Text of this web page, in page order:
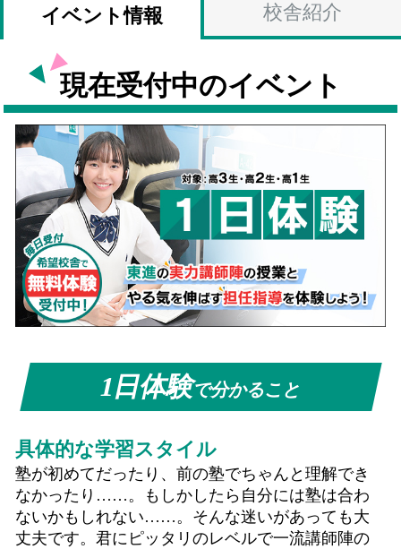
イベント情報 校舎紹介
現在受付中のイベント
1日体験で分かること
具体的な学習スタイル
塾が初めてだったり、前の塾でちゃんと理解でき
なかったり……。もしかしたら自分には塾は合わ
ないかもしれない……。そんな迷いがあっても大
丈夫です。君にピッタリのレベルで一流講師陣の